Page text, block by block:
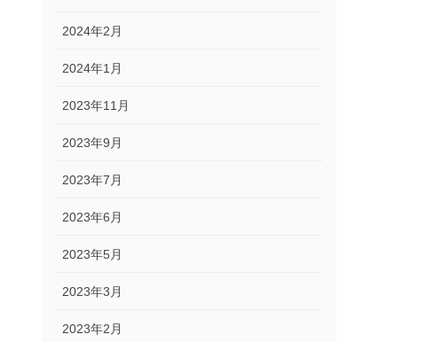
2024年2月
2024年1月
2023年11月
2023年9月
2023年7月
2023年6月
2023年5月
2023年3月
2023年2月